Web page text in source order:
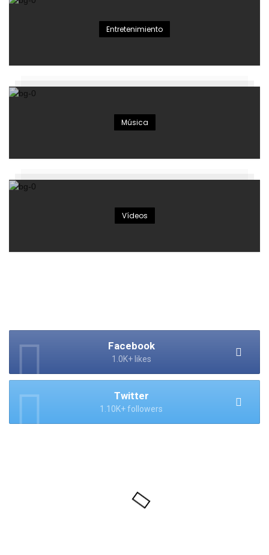
Entretenimiento
Música
Vídeos
Facebook
1.0K+ likes
Twitter
1.10K+ followers